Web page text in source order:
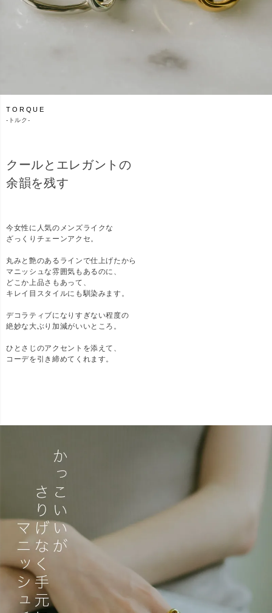
TORQUE
- トルク-
クールとエレガントの
余韻を残す
今女性に人気のメンズライクな
ざっくりチェーンアクセ。
丸みと艶のあるラインで仕上げたから
マニッシュな雰囲気もあるのに、
どこか上品さもあって、
キレイ目スタイルにも馴染みます。
デコラティブになりすぎない程度の
絶妙な大ぶり加減がいいところ。
ひとさじのアクセントを添えて、
コーデを引き締めてくれます。